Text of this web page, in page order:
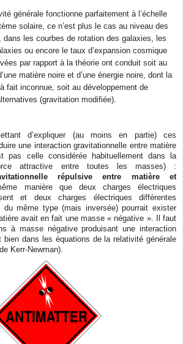
générale fonctionne parfaitement à l’échelle
solaire, ce n’est plus le cas au niveau des
dans les courbes de rotation des galaxies, les
ou encore le taux d’expansion cosmique
par rapport à la théorie ont conduit soit au
matière noire et d’une énergie noire, dont la
fait inconnue, soit au développement de
(gravitation modifiée).
d’expliquer (au moins en partie) ces
une interaction gravitationnelle entre matière
pas celle considérée habituellement dans la
attractive entre toutes les masses) :
répulsive entre matière et
manière que deux charges électriques
et deux charges électriques différentes
du même type (mais inversée) pourrait exister
avait en fait une masse « négative ». Il faut
à masse négative produisant une interaction
dans les équations de la relativité générale
Kerr-Newman).